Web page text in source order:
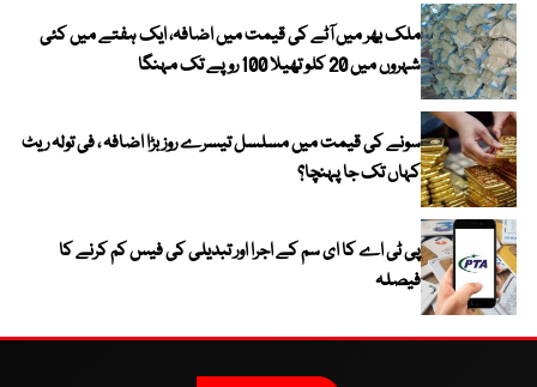
ملک بھر میں آٹے کی قیمت میں اضافہ، ایک ہفتے میں کئی
شہروں میں 20 کلو تھیلا 100 روپے تک مہنگا
سونے کی قیمت میں مسلسل تیسرے روز بڑا اضافہ ، فی تولہ ریٹ
کہاں تک جا پہنچا؟
پی ٹی اے کا ای سم کے اجرا اور تبدیلی کی فیس کم کرنے کا
فیصلہ